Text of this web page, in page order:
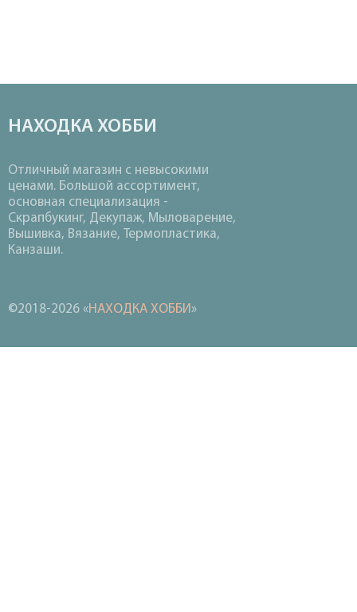
НАХОДКА ХОББИ
Отличный магазин с невысокими
ценами. Большой ассортимент,
основная специализация -
Скрапбукинг, Декупаж, Мыловарение,
Вышивка, Вязание, Термопластика,
Канзаши.
©2018-2026 «НАХОДКА ХОББИ»